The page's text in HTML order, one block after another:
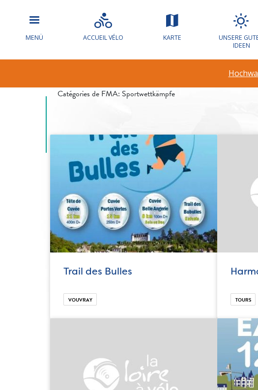
MENÜ ACCUEIL VÉLO KARTE
UNSERE
IDEEN
Trail des Bulles
Catégories de FMA: Sportwettkämpfe
Trail des Bulles
VOUVRAY TOURS